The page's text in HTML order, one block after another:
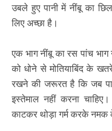
उबले हुए पानी में नींबू का
लिए अच्छा है।
एक भाग नींबू का रस पांच
को धोने से मोतियाबिंद के
रखने की जरूरत है कि जब
इस्तेमाल नहीं करना
काटकर थोड़ा गर्म करके नमक